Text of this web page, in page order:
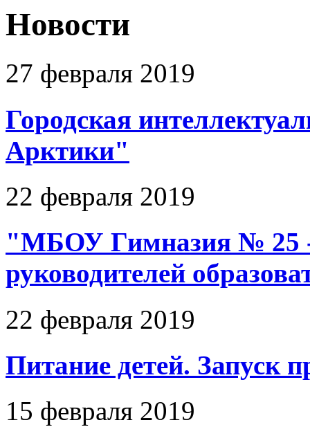
Новости
27 февраля 2019
Городская
Арктики"
22 февраля 2019
"МБОУ Гимназия № 25 -
руководителей
22 февраля 2019
Питание детей. Запуск
15 февраля 2019